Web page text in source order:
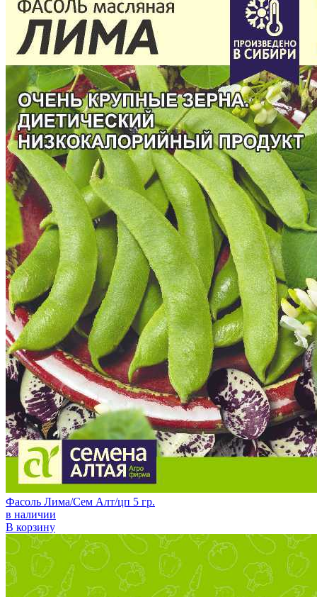
Фасоль Лима/Сем Алт/цп 5 гр.
в наличии
В корзину